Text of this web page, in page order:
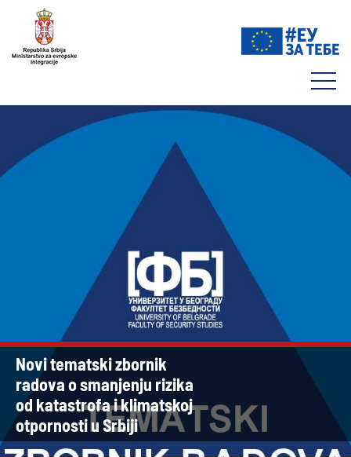
Novi tematski zbornik
radova o smanjenju rizika
od katastrofa i klimatskoj
otpornosti u Srbiji